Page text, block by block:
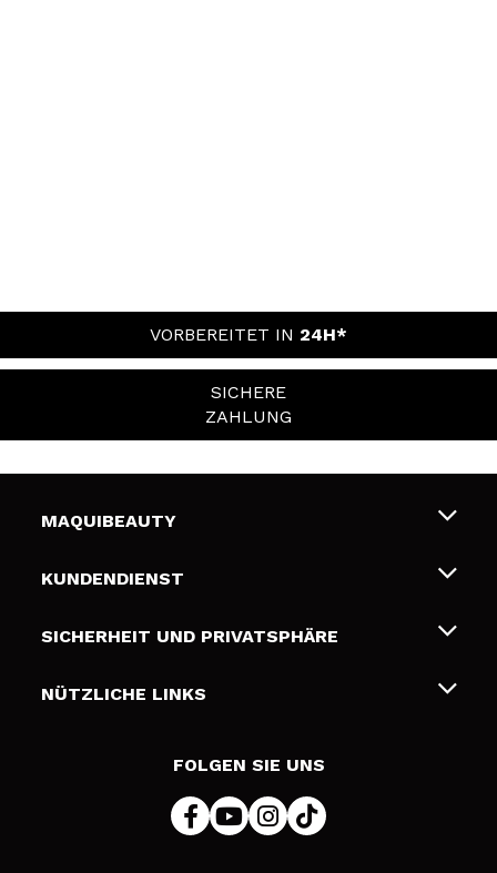
VORBEREITET IN 24H*
SICHERE
ZAHLUNG
MAQUIBEAUTY
Über uns
Geschenkkarten
KUNDENDIENST
Liefer- und Versandkosten
Zahlung
SICHERHEIT UND PRIVATSPHÄRE
Bedingungen und Datenschutz
NÜTZLICHE LINKS
FOLGEN SIE UNS